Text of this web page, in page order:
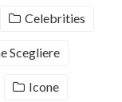
Celebrities
Scegliere
Icone